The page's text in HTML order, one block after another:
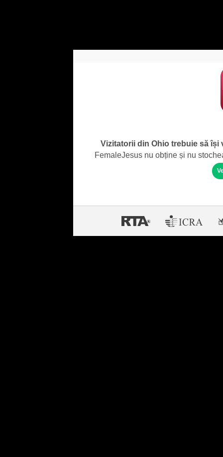
Vizitatorii din Ohio trebuie să își
FemaleJesus nu obține și nu